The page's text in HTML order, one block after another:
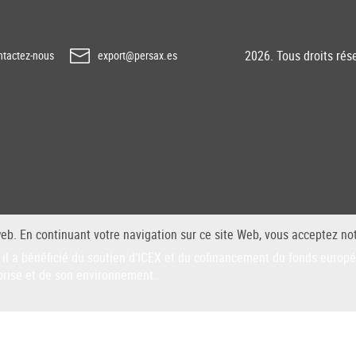
nous export@persax.es 2026. Tous droits
il a bénéficié du soutien d'ICEX et du cofinancement du fonds
et de son environnement.
En continuant votre navigation sur ce site Web, vous acceptez